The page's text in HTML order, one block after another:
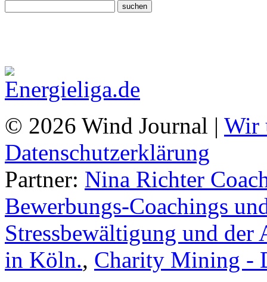
© 2026 Wind Journal | Wir
Datenschutzerklärung
Partner: Nina Richter
Bewerbungs-Coachings
Stressbewältigung und
in Köln., Charity Mining -